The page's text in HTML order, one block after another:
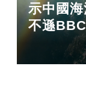
示中國
不遜BBC